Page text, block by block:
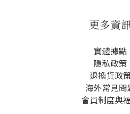
更多資
實體據點
隱私政策
退換貨政
海外常見問
會員制度與